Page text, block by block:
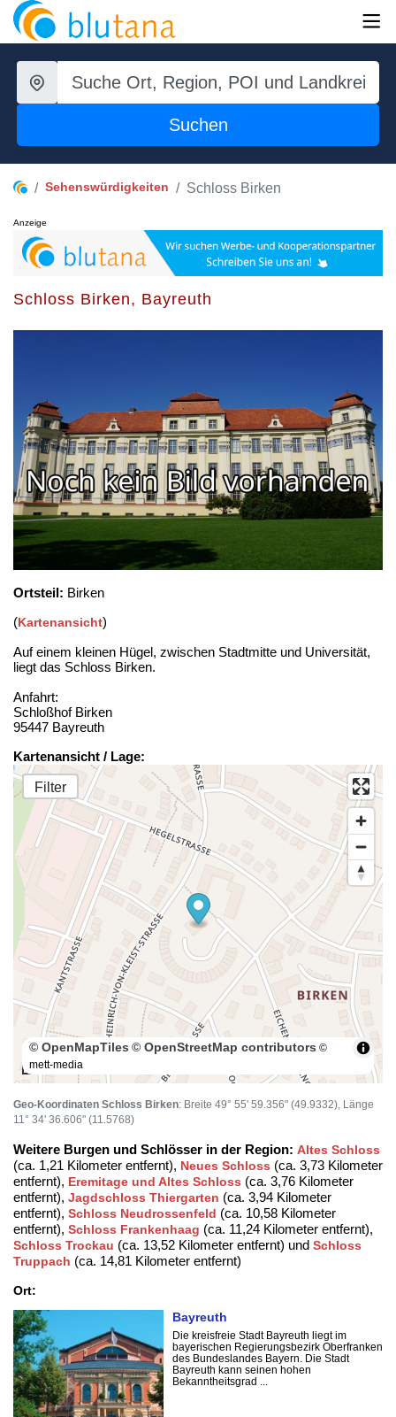
Suchen
Sehenswürdigkeiten Schloss Birken
Anzeige
Schloss Birken, Bayreuth
Ortsteil: Birken
(Kartenansicht)
Auf einem kleinen Hügel, zwischen Stadtmitte und Universität,
liegt das Schloss Birken.
Anfahrt:
Schloßhof Birken
95447 Bayreuth
Kartenansicht / Lage:
Filter
100 m
© OpenMapTiles © OpenStreetMap contributors ©
mett-media
Geo-Koordinaten Schloss Birken: Breite 49° 55' 59.356" (49.9332), Länge
11° 34' 36.606" (11.5768)
Weitere Burgen und Schlösser in der Region: Altes Schloss
(ca. 1,21 Kilometer entfernt), Neues Schloss (ca. 3,73 Kilometer
entfernt), Eremitage und Altes Schloss (ca. 3,76 Kilometer
entfernt), Jagdschloss Thiergarten (ca. 3,94 Kilometer
entfernt), Schloss Neudrossenfeld (ca. 10,58 Kilometer
entfernt), Schloss Frankenhaag (ca. 11,24 Kilometer entfernt),
Schloss Trockau (ca. 13,52 Kilometer entfernt) und Schloss
Truppach (ca. 14,81 Kilometer entfernt)
Ort:
Bayreuth
Die kreisfreie Stadt Bayreuth liegt im
bayerischen Regierungsbezirk Oberfranken
des Bundeslandes Bayern. Die Stadt
Bayreuth kann seinen hohen
Bekanntheitsgrad ...